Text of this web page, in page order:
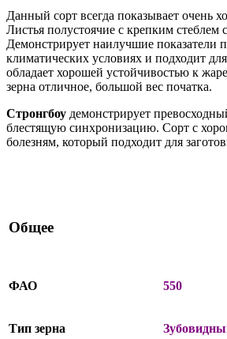
Данный сорт всегда показывает очень
Листья полустоячие с крепким стеблем
Демонстрирует наилучшие показатели
климатических условиях и подходит
обладает хорошей устойчивостью к
зерна отличное, большой вес початка.
Стронгбоу демонстрирует
блестящую синхронизацию. Сорт с
болезням, который подходит для
Общее
ФАО 550
Тип зерна